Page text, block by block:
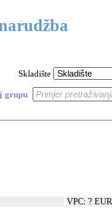
Skladište
grupu
VPC: ? EUR